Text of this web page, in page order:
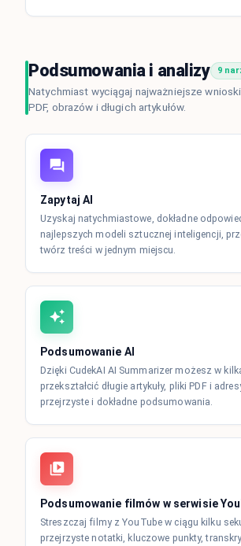
Podsumowania i analizy 9
Natychmiast wyciągaj najważniejsze
PDF, obrazów i długich artykułów.
Zapytaj AI
Uzyskaj natychmiastowe, dokładne
najlepszych modeli sztucznej inteligencji,
twórz treści w jednym miejscu.
Podsumowanie AI
Dzięki CudekAI AI Summarizer możesz w
przekształcić długie artykuły, pliki PDF i
przejrzyste i dokładne podsumowania.
Podsumowanie filmów w serwisie
Streszczaj filmy z YouTube w ciągu kilku
przejrzyste notatki, kluczowe punkty,